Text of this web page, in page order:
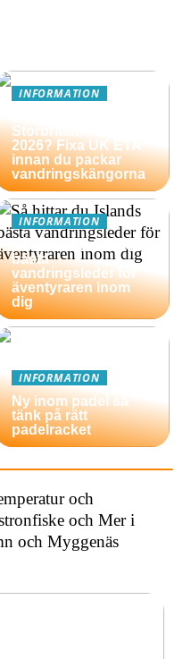
INFORMATION
Storbritannien
2026? Fixa UK ETA
innan du packar
vandringskängorna
INFORMATION
Så hittar du Islands
bästa
vandringsleder för
äventyraren inom
dig
INFORMATION
Ny inom padel så
tänk på rätt
padelracket
och
och Mer i
och Myggenäs